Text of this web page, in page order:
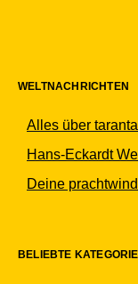
WELTNACHRICHTEN
Alles über
Hans-Eckardt
Deine
BELIEBTE